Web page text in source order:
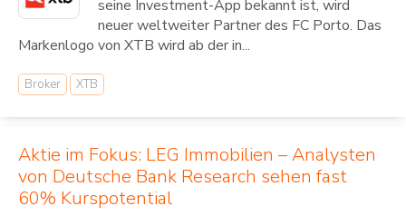
seine Investment-App bekannt ist, wird
neuer weltweiter Partner des FC Porto. Das
Markenlogo von XTB wird ab der in...
Broker XTB
Aktie im Fokus: LEG Immobilien – Analysten
von Deutsche Bank Research sehen fast
60% Kurspotential